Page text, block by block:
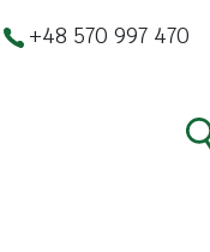
+48 570 997 470